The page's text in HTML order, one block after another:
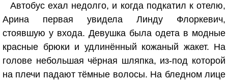
Автобус ехал недолго, и когда подкатил к отелю,
Арина первая увидела Линду Флоркевич,
стоявшую у входа. Девушка была одета в модные
красные брюки и удлинённый кожаный жакет. На
голове небольшая чёрная шляпка, из-под которой
на плечи падают тёмные волосы. На бледном лице